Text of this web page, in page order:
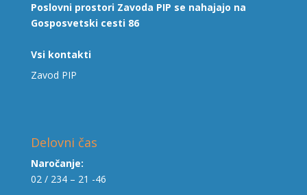
Poslovni prostori Zavoda PIP se nahajajo na
Gosposvetski cesti 86
Vsi kontakti
Zavod PIP
Delovni čas
Naročanje:
02 / 234 – 21 -46